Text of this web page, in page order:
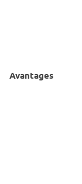
Avantages